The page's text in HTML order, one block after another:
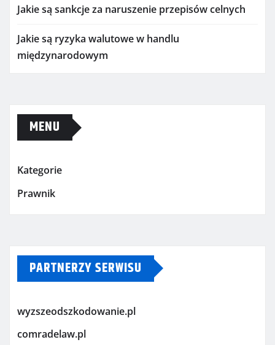
Jakie są sankcje za naruszenie przepisów celnych
Jakie są ryzyka walutowe w handlu
międzynarodowym
MENU
Kategorie
Prawnik
PARTNERZY SERWISU
wyzszeodszkodowanie.pl
comradelaw.pl